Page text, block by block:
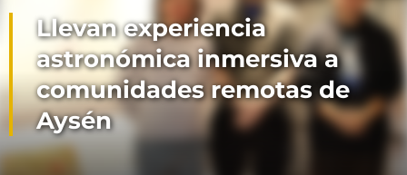
Llevan experiencia
astronómica inmersiva a
comunidades remotas de
Aysén